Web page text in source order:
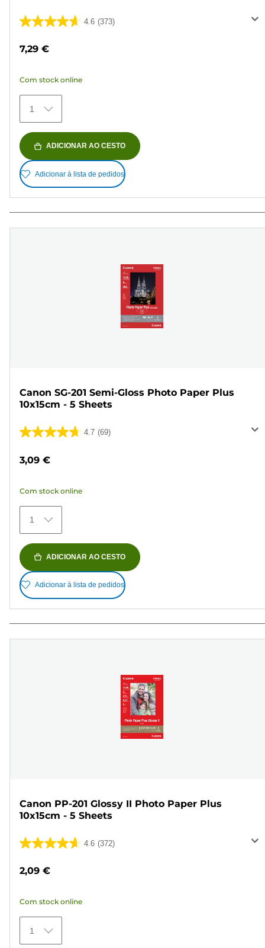
4.6 (373)
4.6
373
análises
7,29 €
Com stock online
1
ADICIONAR AO CESTO
Adicionar à lista de pedidos
Canon SG-201 Semi-Gloss Photo Paper Plus
10x15cm - 5 Sheets
4.7 (69)
4.7
5
69
análises
3,09 €
Com stock online
1
ADICIONAR AO CESTO
Adicionar à lista de pedidos
Canon PP-201 Glossy II Photo Paper Plus
10x15cm - 5 Sheets
4.6 (372)
4.6
372
análises
2,09 €
Com stock online
1